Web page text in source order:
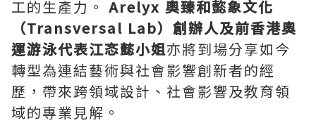
工的生產力。 Arelyx 奧臻和㦤象文化
（Transversal Lab）創辦人及前香港奧
運游泳代表江忞懿小姐亦將到場分享如今
轉型為連結藝術與社會影響創新者的經
歷，帶來跨領域設計、社會影響及教育領
域的專業見解。